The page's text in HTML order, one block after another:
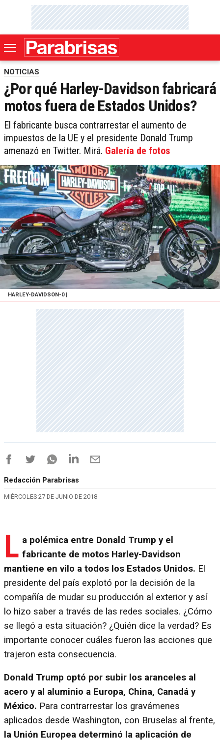
NOTICIAS
¿Por qué Harley-Davidson fabricará
motos fuera de Estados Unidos?
El fabricante busca contrarrestar el aumento de
impuestos de la UE y el presidente Donald Trump
amenazó en Twitter. Mirá. Galería de fotos
HARLEY-DAVIDSON-0|
Redacción Parabrisas
MIÉRCOLES 27 DE JUNIO DE 2018
L a polémica entre Donald Trump y el
fabricante de motos Harley-Davidson
mantiene en vilo a todos los Estados Unidos. El
presidente del país explotó por la decisión de la
compañía de mudar su producción al exterior y así
lo hizo saber a través de las redes sociales. ¿Cómo
se llegó a esta situación? ¿Quién dice la verdad? Es
importante conocer cuáles fueron las acciones que
trajeron esta consecuencia.
Donald Trump optó por subir los aranceles al
acero y al aluminio a Europa, China, Canadá y
México. Para contrarrestar los gravámenes
aplicados desde Washington, con Bruselas al frente,
la Unión Europea determinó la aplicación de